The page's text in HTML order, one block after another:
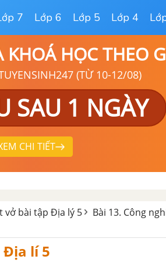
7 Lớp 6 Lớp 5 Lớp 4
HỌC THEO
(TỪ 10-12/08)
SAU 1 NGÀY
CHI TIẾT
vở bài tập Địa lý 5
Bài 13. Công
Địa lí 5